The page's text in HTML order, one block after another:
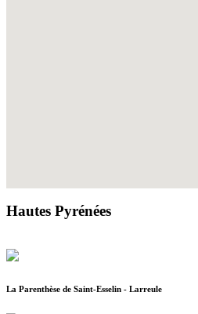
Hautes Pyrénées
La Parenthèse de Saint-Esselin - Larreule